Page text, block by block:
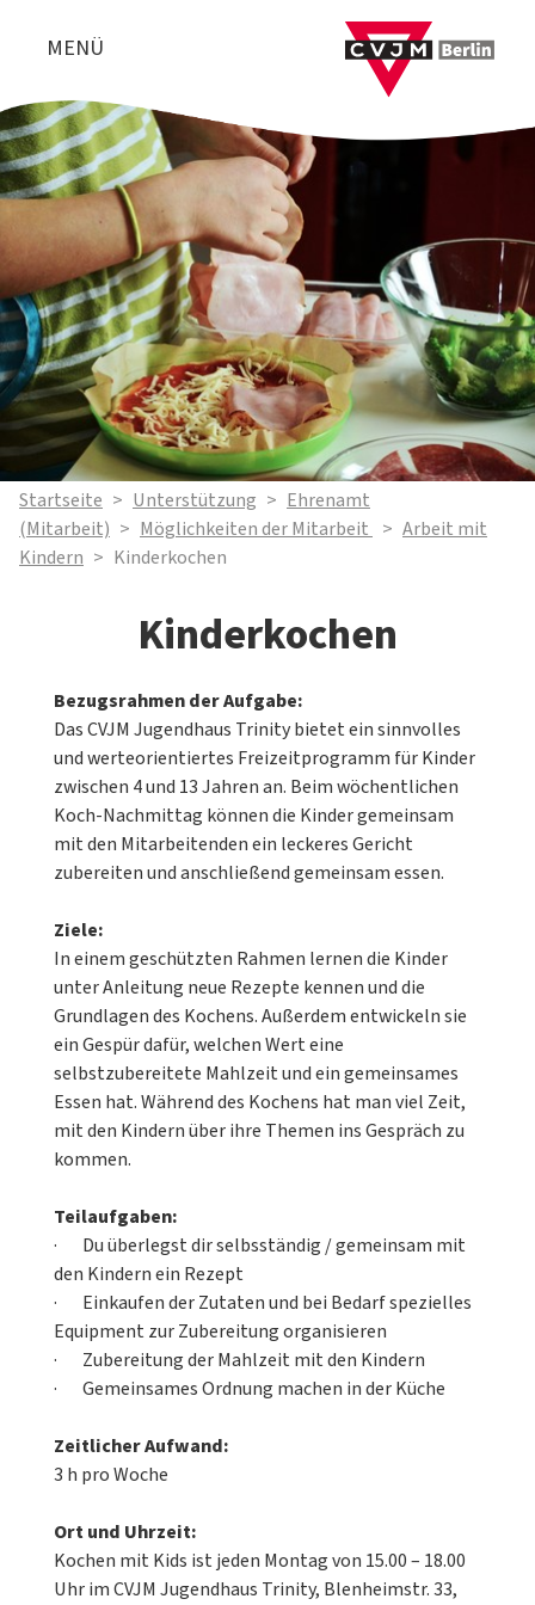
MENÜ
Startseite > Unterstützung > Ehrenamt
(Mitarbeit) > Möglichkeiten der Mitarbeit > Arbeit mit
Kindern > Kinderkochen
Kinderkochen
Bezugsrahmen der Aufgabe:
Das CVJM Jugendhaus Trinity bietet ein sinnvolles
und werteorientiertes Freizeitprogramm für Kinder
zwischen 4 und 13 Jahren an. Beim wöchentlichen
Koch-Nachmittag können die Kinder gemeinsam
mit den Mitarbeitenden ein leckeres Gericht
zubereiten und anschließend gemeinsam essen.
Ziele:
In einem geschützten Rahmen lernen die Kinder
unter Anleitung neue Rezepte kennen und die
Grundlagen des Kochens. Außerdem entwickeln sie
ein Gespür dafür, welchen Wert eine
selbstzubereitete Mahlzeit und ein gemeinsames
Essen hat. Während des Kochens hat man viel Zeit,
mit den Kindern über ihre Themen ins Gespräch zu
kommen.
Teilaufgaben:
· Du überlegst dir selbsständig / gemeinsam mit
den Kindern ein Rezept
· Einkaufen der Zutaten und bei Bedarf spezielles
Equipment zur Zubereitung organisieren
· Zubereitung der Mahlzeit mit den Kindern
· Gemeinsames Ordnung machen in der Küche
Zeitlicher Aufwand:
3 h pro Woche
Ort und Uhrzeit:
Kochen mit Kids ist jeden Montag von 15.00 – 18.00
Uhr im CVJM Jugendhaus Trinity, Blenheimstr. 33,